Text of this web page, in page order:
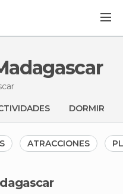
DORMIR
ATRACCIONES